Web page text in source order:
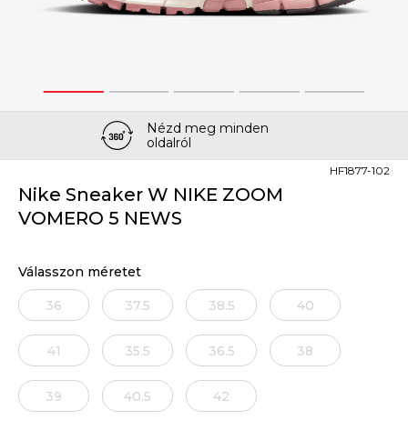
1 2 3 4 5
Nézd meg minden
oldalról
Nike Sneaker W NIKE ZOOM
VOMERO 5 NEWS
HF1877-102
Válasszon méretet
36 37.5 38.5 40
41 35.5 36.5 38
39 40.5 42